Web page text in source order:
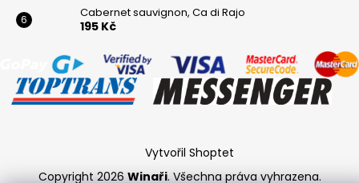
Cabernet sauvignon, Ca di Rajo
195 Kč
Vytvořil Shoptet
Copyright 2026 Winaři. Všechna práva vyhrazena.